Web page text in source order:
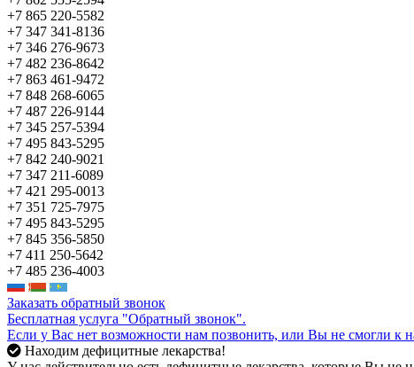
+7 865 220-5582
+7 347 341-8136
+7 346 276-9673
+7 482 236-8642
+7 863 461-9472
+7 848 268-6065
+7 487 226-9144
+7 345 257-5394
+7 495 843-5295
+7 842 240-9021
+7 347 211-6089
+7 421 295-0013
+7 351 725-7975
+7 495 843-5295
+7 845 356-5850
+7 411 250-5642
+7 485 236-4003
Заказать обратный звонок
Бесплатная услуга "Обратный звонок".
Если у Вас нет возможности нам позвонить, или Вы не смогли к
Находим дефицитные лекарства!